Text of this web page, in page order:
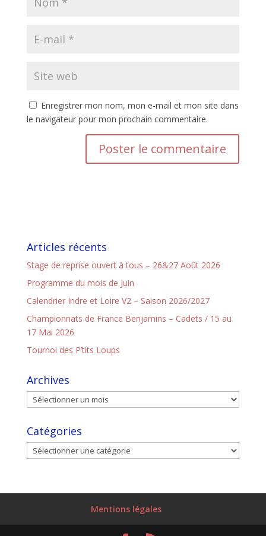
Enregistrer mon nom, mon e-mail et mon site dans
le navigateur pour mon prochain commentaire.
Articles récents
Stage de reprise ouvert à tous – 26&27 Août 2026
Programme du mois de Juin
Calendrier Indre et Loire V2 – Saison 2026/2027
Championnats de France Benjamins – Cadets / 15 au
17 Mai 2026
Tournoi des P’tits Loups
Archives
Catégories
Mentions légales